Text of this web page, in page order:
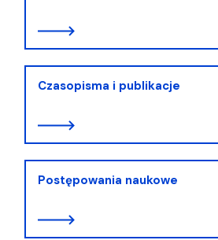
Czasopisma i publikacje
Postępowania naukowe